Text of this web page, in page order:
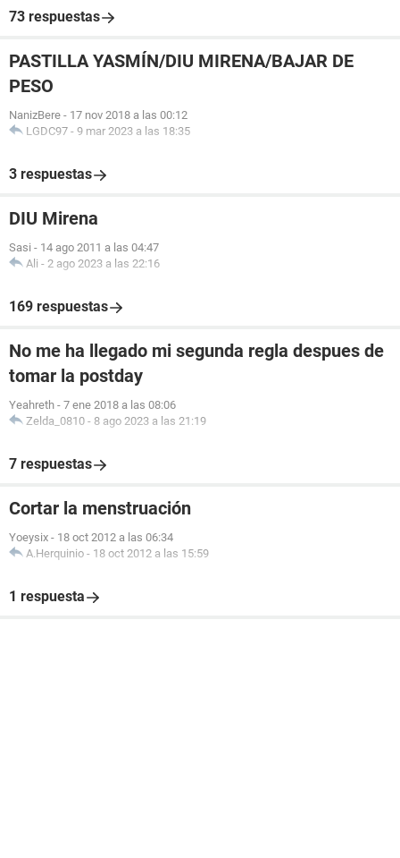
73 respuestas
PASTILLA YASMÍN/DIU MIRENA/BAJAR DE
PESO
NanizBere - 17 nov 2018 a las 00:12
LGDC97 - 9 mar 2023 a las 18:35
3 respuestas
DIU Mirena
Sasi - 14 ago 2011 a las 04:47
Ali - 2 ago 2023 a las 22:16
169 respuestas
No me ha llegado mi segunda regla despues de
tomar la postday
Yeahreth - 7 ene 2018 a las 08:06
Zelda_0810 - 8 ago 2023 a las 21:19
7 respuestas
Cortar la menstruación
Yoeysix - 18 oct 2012 a las 06:34
A.Herquinio - 18 oct 2012 a las 15:59
1 respuesta